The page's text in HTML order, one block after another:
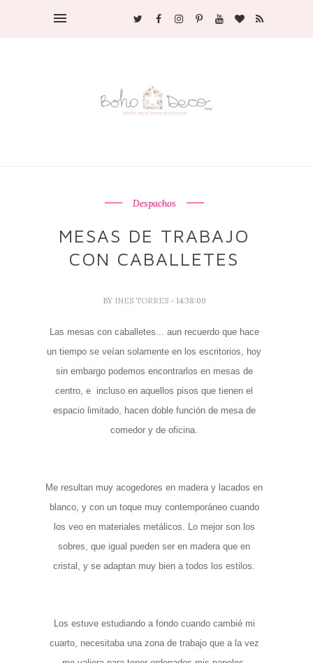
Despachos
MESAS DE TRABAJO
CON CABALLETES
BY INES TORRES - 14:38:00
Las mesas con caballetes... aun recuerdo que hace
un tiempo se veían solamente en los escritorios , hoy
sin embargo podemos encontrarlos en mesas de
centro, e incluso en aquellos pisos que tienen el
espacio limitado, hacen doble función de mesa de
comedor y de oficina.
Me resultan muy acogedores en madera y lacados en
blanco, y con un toque muy contemporáneo cuando
los veo en materiales metálicos. Lo mejor son los
sobres, que igual pueden ser en madera que en
cristal, y se adaptan muy bien a todos los estilos.
Los estuve estudiando a fondo cuando cambié mi
cuarto, necesitaba una zona de trabajo que a la vez